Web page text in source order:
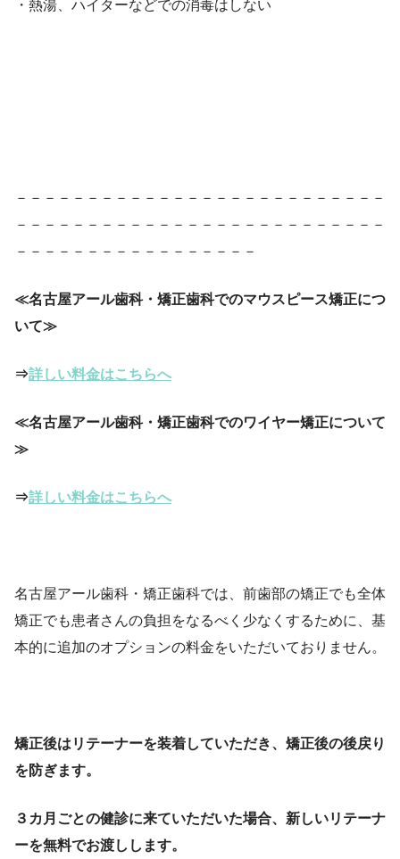
・熱湯、ハイターなどでの消毒はしない
－－－－－－－－－－－－－－－－－－－－－－－－－－
－－－－－－－－－－－－－－－－－－－－－－－－－－
－－－－－－－－－－－－－－－－－
≪名古屋アール歯科・矯正歯科でのマウスピース矯正につ
いて≫
⇒詳しい料金はこちらへ
≪名古屋アール歯科・矯正歯科でのワイヤー矯正について
≫
⇒詳しい料金はこちらへ
名古屋アール歯科・矯正歯科では、前歯部の矯正でも全体
矯正でも患者さんの負担をなるべく少なくするために、基
本的に追加のオプションの料金をいただいておりません。
矯正後はリテーナーを装着していただき、矯正後の後戻り
を防ぎます。
３カ月ごとの健診に来ていただいた場合、新しいリテーナ
ーを無料でお渡しします。